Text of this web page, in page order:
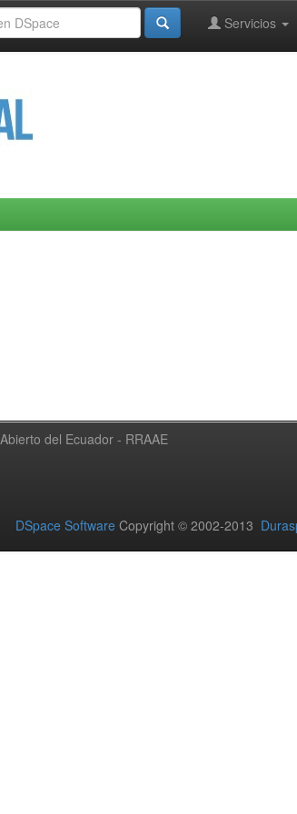
Servicios
del Ecuador - RRAAE
DSpace Software Copyright © 2002-2013